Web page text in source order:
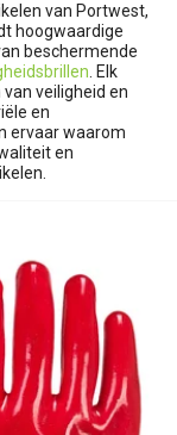
van Portwest,
hoogwaardige
beschermende
. Elk
veiligheid en
en
ervaar waarom
en